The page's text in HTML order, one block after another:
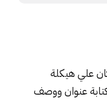
علي هيكلة
عنوان ووصف